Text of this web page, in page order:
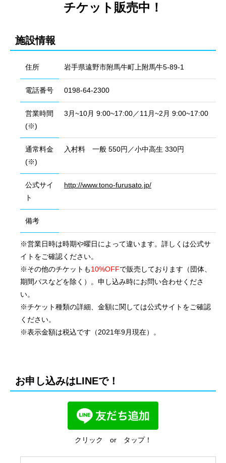
国際業務
チケット販売中！
施設情報
住所 岩手県遠野市附馬牛町上附馬牛5-89-1
電話番号 0198-64-2300
営業時間
(※)
3月~10月 9:00~17:00／11月~2月 9:00~17:00
通常料金
(※)
入村料 一般 550円／小中高生 330円
公式サイ
ト
http://www.tono-furusato.jp/
備考
※営業日時は時期や曜日によって違います。詳しくは公式サ
イトをご確認ください。
※その他のチケットも10%OFFで販売しております（団体、
期間パスなどを除く）。申し込み時にお問い合わせくださ
い。
※チケット種類の詳細、金額に関しては公式サイトをご確認
ください。
※表示金額は税込です（2021年9月現在）。
お申し込みはLINEで！
クリック or タップ！